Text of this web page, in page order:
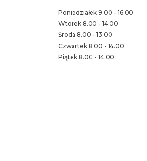
Poniedziałek 9.00 - 16.00
Wtorek 8.00 - 14.00
Środa 8.00 - 13.00
Czwartek 8.00 - 14.00
Piątek 8.00 - 14.00